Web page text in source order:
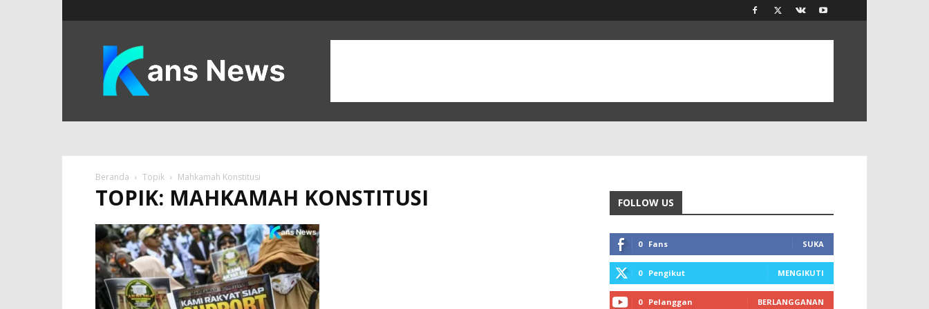
KANS
News
Beranda Topik Mahkamah Konstitusi
TOPIK: MAHKAMAH KONSTITUSI FOLLOW US
0 Fans SUKA
0 Pengikut MENGIKUTI
0 Pelanggan BERLANGGANAN